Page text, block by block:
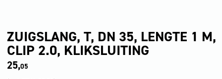
ZUIGSLANG, T, DN 35, LENGTE 1 M,
CLIP 2.0, KLIKSLUITING
25,05